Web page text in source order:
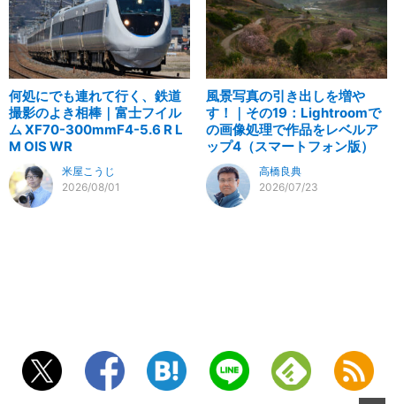
何処にでも連れて行く、鉄道
撮影のよき相棒｜富士フイル
ム XF70-300mmF4-5.6 R L
M OIS WR
米屋こうじ
2026/08/01
風景写真の引き出しを増や
す！｜その19：Lightroomで
の画像処理で作品をレベルア
ップ4（スマートフォン版）
高橋良典
2026/07/23